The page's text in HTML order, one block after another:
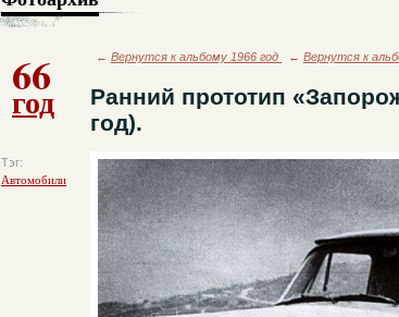
66
год
Тэг:
Автомобили
← Вернутся к альбому 1966 год ← Вернутся к
Ранний прототип
год).